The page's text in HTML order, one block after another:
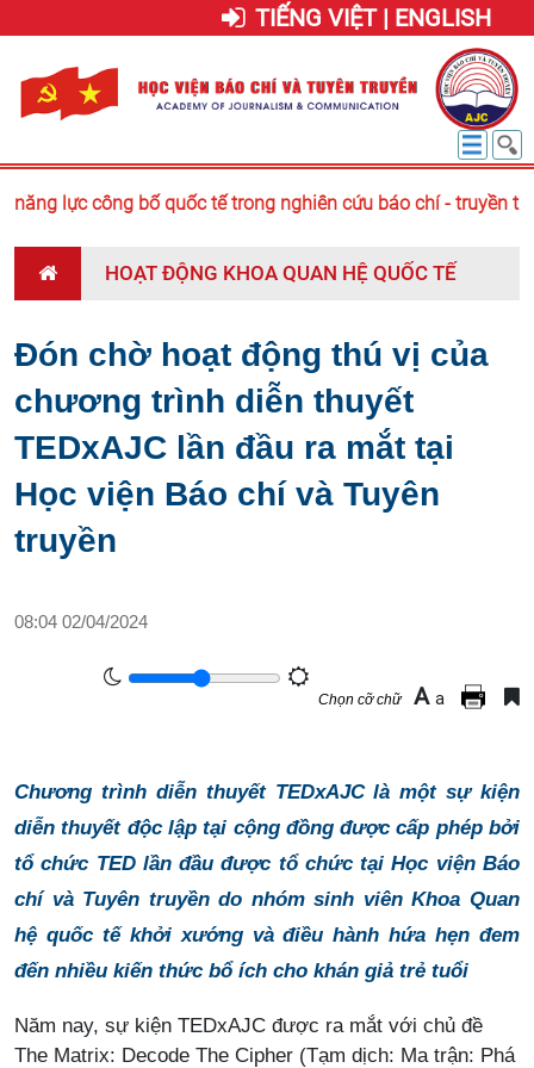
TIẾNG VIỆT | ENGLISH
lực công bố quốc tế trong nghiên cứu báo chí - truyền
HOẠT ĐỘNG KHOA QUAN HỆ QUỐC TẾ
Đón chờ hoạt động thú vị của
chương trình diễn thuyết
TEDxAJC lần đầu ra mắt tại
Học viện Báo chí và Tuyên
truyền
08:04 02/04/2024
Chọn cỡ chữ A a
Chương trình diễn thuyết TEDxAJC là một sự kiện
diễn thuyết độc lập tại cộng đồng được cấp phép bởi
tổ chức TED lần đầu được tổ chức tại Học viện Báo
chí và Tuyên truyền do nhóm sinh viên Khoa Quan
hệ quốc tế khởi xướng và điều hành hứa hẹn đem
đến nhiều kiến thức bổ ích cho khán giả trẻ tuổi
Năm nay, sự kiện TEDxAJC được ra mắt với chủ đề
The Matrix: Decode The Cipher (Tạm dịch: Ma trận: Phá